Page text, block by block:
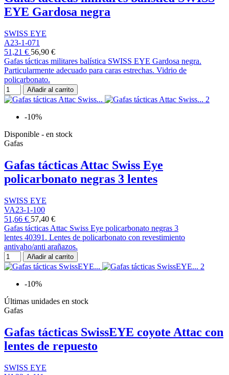
EYE Gardosa negra
SWISS EYE
A23-1-071
51,21 € 56,90 €
Gafas tácticas militares balística SWISS EYE Gardosa negra.
Particularmente adecuado para caras estrechas. Vidrio de
policarbonato.
Añadir al carrito
-10%
Disponible - en stock
Gafas
Gafas tácticas Attac Swiss Eye
policarbonato negras 3 lentes
SWISS EYE
VA23-1-100
51,66 € 57,40 €
Gafas tácticas Attac Swiss Eye policarbonato negras 3
lentes 40391. Lentes de policarbonato con revestimiento
antivaho/anti arañazos.
Añadir al carrito
-10%
Últimas unidades en stock
Gafas
Gafas tácticas SwissEYE coyote Attac con
lentes de repuesto
SWISS EYE